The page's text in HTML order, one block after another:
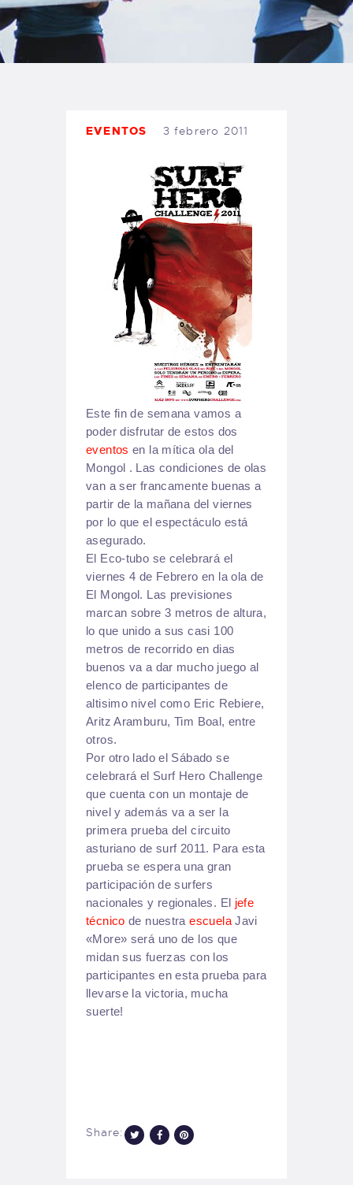
TIENDA FAMILY SURFERS
WEBCAM SALINAS
PEDIDOS
EVENTOS 3 febrero 2011
Este fin de semana vamos a
poder disfrutar de estos dos
eventos en la mítica ola del
Mongol . Las condiciones de olas
van a ser francamente buenas a
partir de la mañana del viernes
por lo que el espectáculo está
asegurado.
El Eco-tubo se celebrará el
viernes 4 de Febrero en la ola de
El Mongol. Las previsiones
marcan sobre 3 metros de altura,
lo que unido a sus casi 100
metros de recorrido en dias
buenos va a dar mucho juego al
elenco de participantes de
altisimo nivel como Eric Rebiere,
Aritz Aramburu, Tim Boal, entre
otros.
Por otro lado el Sábado se
celebrará el Surf Hero Challenge
que cuenta con un montaje de
nivel y además va a ser la
primera prueba del circuito
asturiano de surf 2011. Para esta
prueba se espera una gran
participación de surfers
nacionales y regionales. El jefe
técnico de nuestraescuelaJavi
«More» será uno de los que
midan sus fuerzas con los
participantes en esta prueba para
llevarse la victoria, mucha
suerte!
Share: